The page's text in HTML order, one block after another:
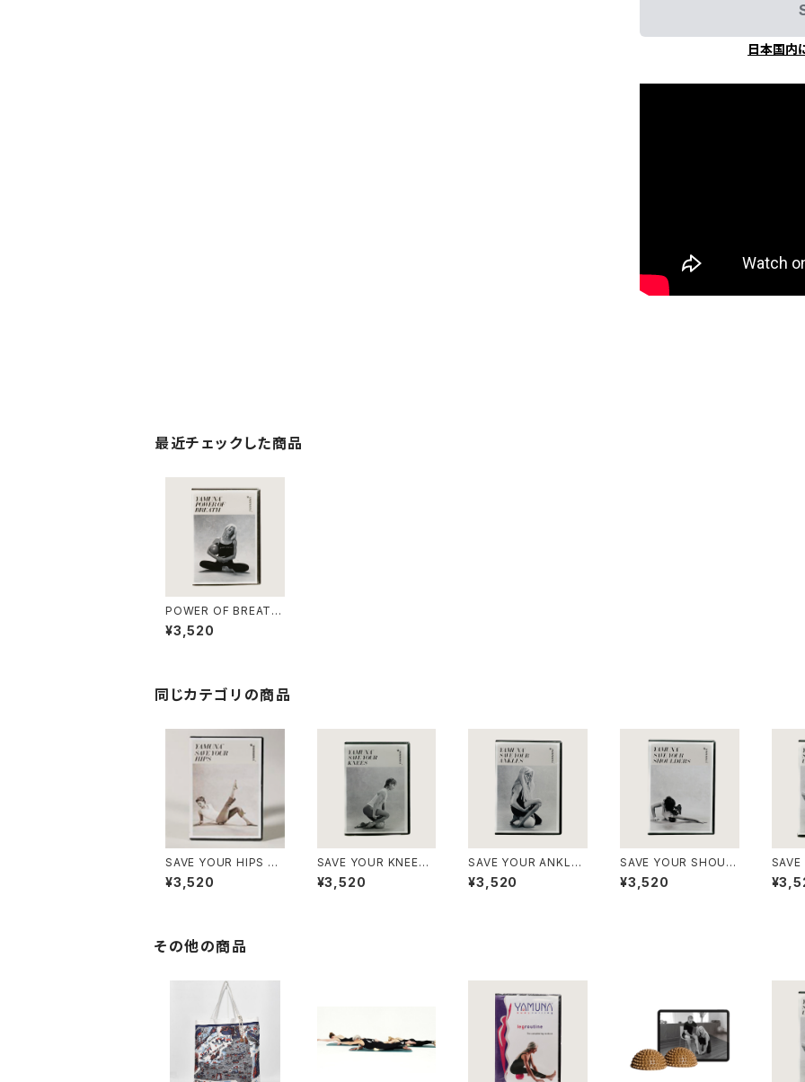
日本国内
最近チェックした商品
POWER OF BREATH
DVD【英語版のみ】
¥3,520
同じカテゴリの商品
SAVE YOUR HIPS DV
D【英語版のみ】
¥3,520
SAVE YOUR KNEES
DVD【英語版のみ】
¥3,520
SAVE YOUR ANKLES
DVD【英語版のみ】
¥3,520
SAVE YOUR SHOUL
DERS DVD【英語版の
み】
¥3,520
BACK
み】
その他の商品